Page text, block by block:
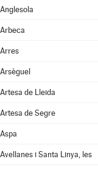
Anglesola
Arbeca
Arres
Arsèguel
Artesa de Lleida
Artesa de Segre
Aspa
Avellanes i Santa Linya, les